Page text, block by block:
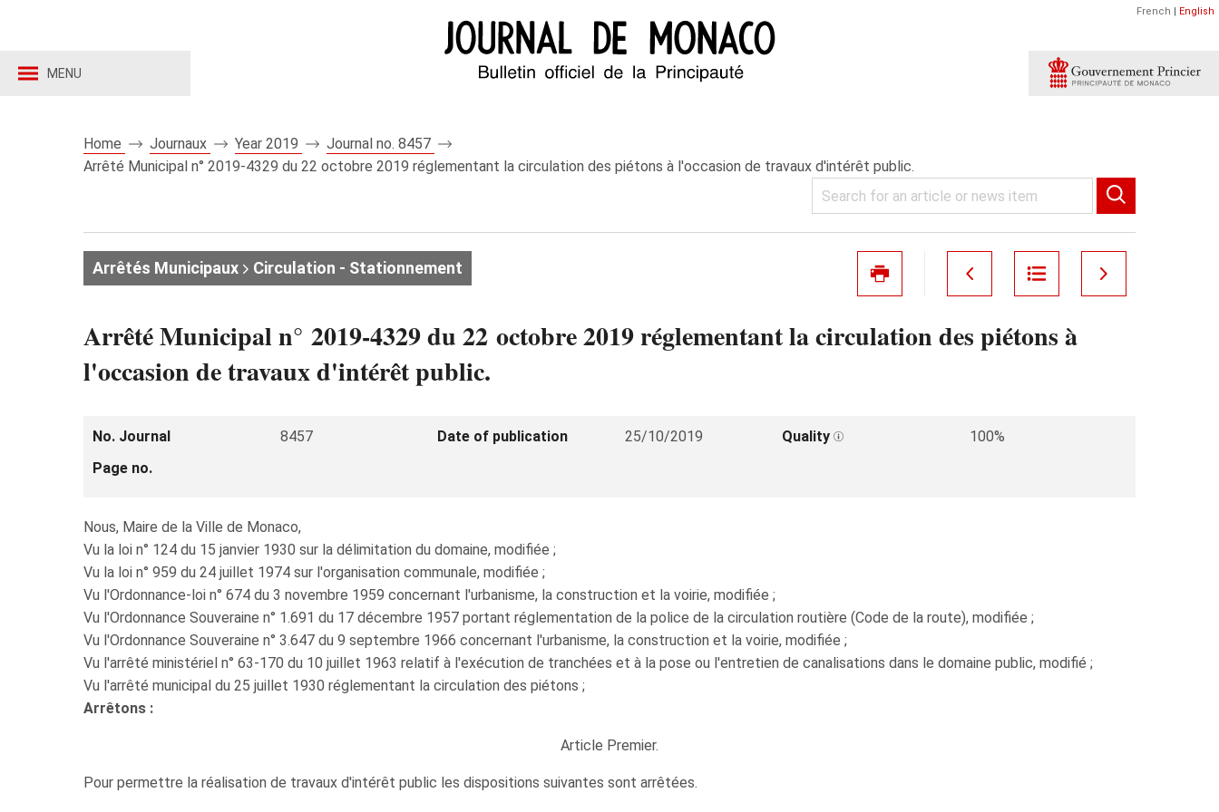
MENU
French | English
Home Journaux Year 2019
Journal no. 8457
Arrêté Municipal n° 2019-4329 du 22 octobre 2019 réglementant la circulation des piétons à l'occasion de travaux d'intérêt public.
Arrêtés Municipaux Circulation - Stationnement
Arrêté Municipal n° 2019-4329 du 22 octobre 2019 réglementant la circulation des piétons à
l'occasion de travaux d'intérêt public.
No. Journal 8457 Date of publication 25/10/2019 Quality
100%
Page no.
Nous, Maire de la Ville de Monaco,
Vu la loi n° 124 du 15 janvier 1930 sur la délimitation du domaine, modifiée ;
Vu la loi n° 959 du 24 juillet 1974 sur l'organisation communale, modifiée ;
Vu l'Ordonnance-loi n° 674 du 3 novembre 1959 concernant l'urbanisme, la construction et la voirie, modifiée ;
Vu l'Ordonnance Souveraine n° 1.691 du 17 décembre 1957 portant réglementation de la police de la circulation routière (Code de la route), modifiée ;
Vu l'Ordonnance Souveraine n° 3.647 du 9 septembre 1966 concernant l'urbanisme, la construction et la voirie, modifiée ;
Vu l'arrêté ministériel n° 63-170 du 10 juillet 1963 relatif à l'exécution de tranchées et à la pose ou l'entretien de canalisations dans le domaine public, modifié ;
Vu l'arrêté municipal du 25 juillet 1930 réglementant la circulation des piétons ;
Arrêtons :
Article Premier.
Pour permettre la réalisation de travaux d'intérêt public les dispositions suivantes sont arrêtées.